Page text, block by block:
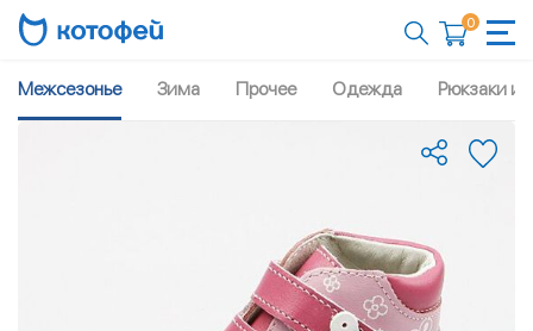
0
Межсезонье Зима Прочее Одежда Рюкзаки и